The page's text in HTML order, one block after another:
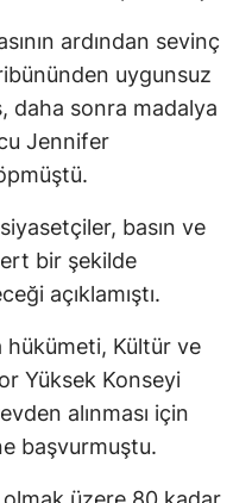
ardından sevinç
uygunsuz
daha sonra madalya
Jennifer
basın ve
bir şekilde
açıklamıştı.
hükümeti, Kültür ve
Yüksek Konseyi
alınması için
başvurmuştu.